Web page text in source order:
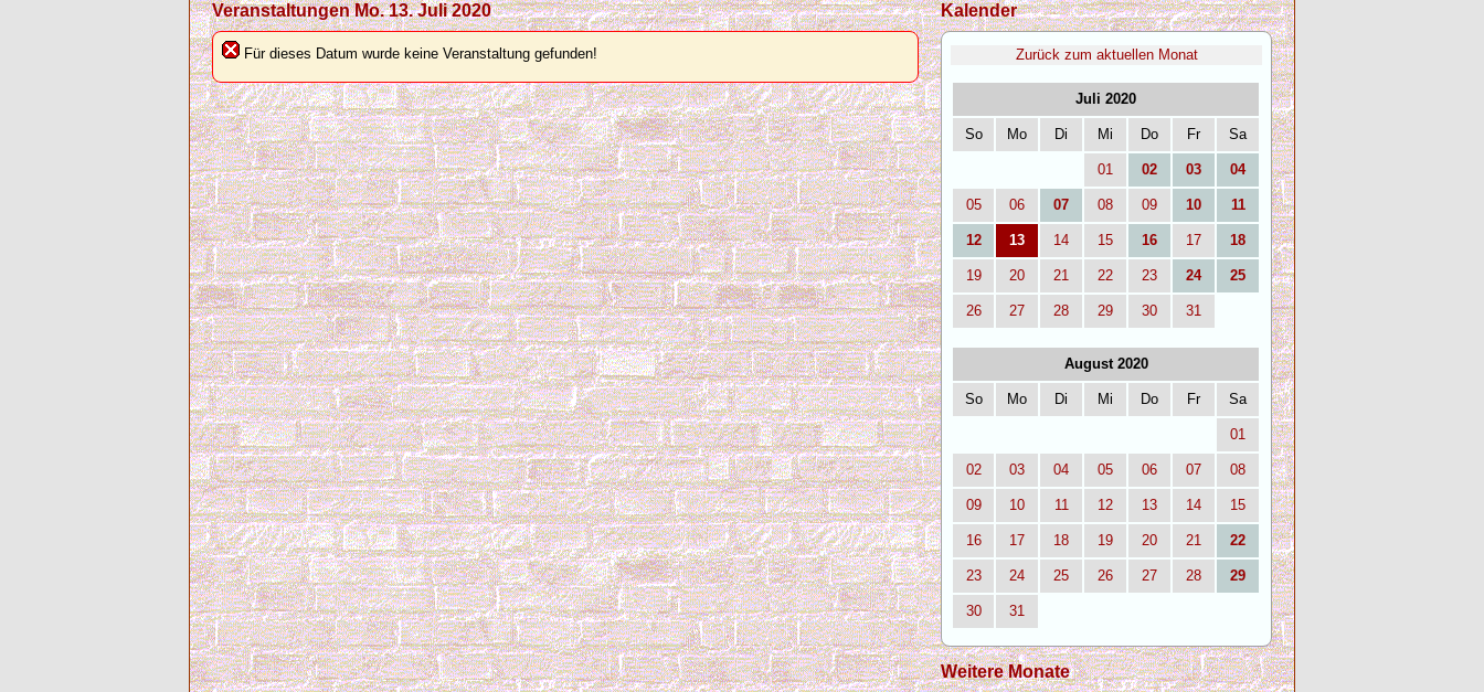
Veranstaltungen Mo. 13. Juli 2020
Für dieses Datum wurde keine Veranstaltung gefunden!
Kalender
Zurück zum aktuellen Monat
Juli 2020
So Mo Di Mi Do Fr Sa
01 02 03 04
05 06 07 08 09 10 11
12 13 14 15 16 17 18
19 20 21 22 23 24 25
26 27 28 29 30 31
August 2020
So Mo Di Mi Do Fr Sa
01
02 03 04 05 06 07 08
09 10 11 12 13 14 15
16 17 18 19 20 21 22
23 24 25 26 27 28 29
30 31
Weitere Monate